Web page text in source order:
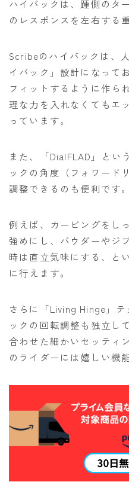
ハイバックは、踵側のタ
のレスポンスを左右する
Scribeのハイバックは、
イバック」設計になって
フィットするように作ら
理な力を入れなくてもエ
っています。
また、「DialFLAD」とい
ックの角度（フォワード
調整できるのも便利です。
例えば、カービングをし
強めにし、パウダーやジ
時は直立気味にする、と
に行えます。
さらに「Living Hinge」
ックの回転調整も独立し
合わせた細かいセッティ
のライダーには嬉しい機